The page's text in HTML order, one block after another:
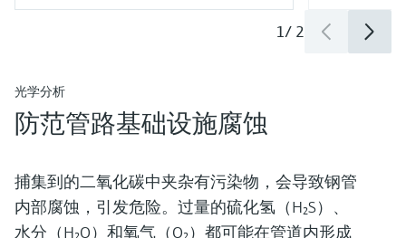
1/ 2
光学分析
防范管路基础设施腐蚀
捕集到的二氧化碳中夹杂有污染物，会导致钢管
内部腐蚀，引发危险。过量的硫化氢（H₂S）、
水分（H₂O）和氧气（O₂）都可能在管道内形成